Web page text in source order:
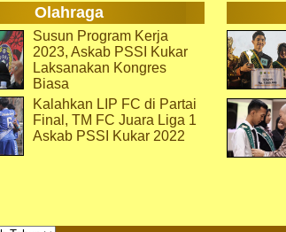
Olahraga
Susun Program Kerja
2023, Askab PSSI Kukar
Laksanakan Kongres
Biasa
Kalahkan LIP FC di Partai
Final, TM FC Juara Liga 1
Askab PSSI Kukar 2022